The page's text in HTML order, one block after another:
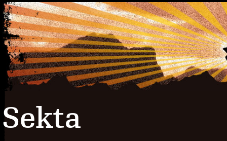
Sekta